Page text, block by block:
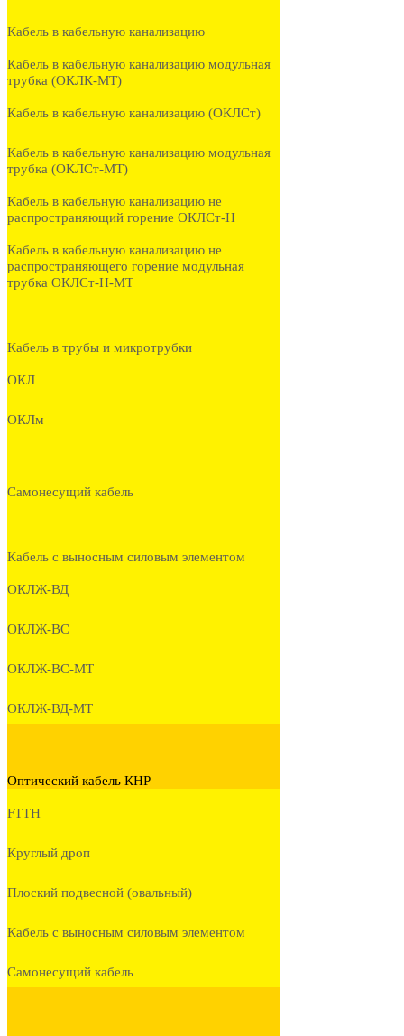
Кабель в кабельную канализацию
Кабель в кабельную канализацию модульная
трубка (ОКЛК-МТ)
Кабель в кабельную канализацию (ОКЛСт)
Кабель в кабельную канализацию модульная
трубка (ОКЛСт-МТ)
Кабель в кабельную канализацию не
распространяющий горение ОКЛСт-Н
Кабель в кабельную канализацию не
распространяющего горение модульная
трубка ОКЛСт-Н-МТ
Кабель в трубы и микротрубки
ОКЛ
ОКЛм
Самонесущий кабель
Кабель с выносным силовым элементом
ОКЛЖ-ВД
ОКЛЖ-ВС
ОКЛЖ-ВС-МТ
ОКЛЖ-ВД-МТ
Оптический кабель КНР
FTTH
Круглый дроп
Плоский подвесной (овальный)
Кабель с выносным силовым элементом
Самонесущий кабель